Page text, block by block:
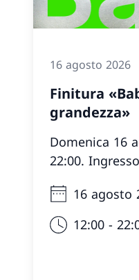
16 agosto 2026
Finitura
grandezza»
Domenica 16
22:00.
16 agosto
12:00 -